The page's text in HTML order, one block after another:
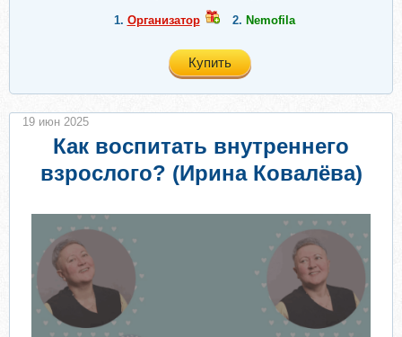
1. Организатор 2. Nemofila
Купить
Как воспитать внутреннего
взрослого? (Ирина Ковалёва)
19 июн 2025